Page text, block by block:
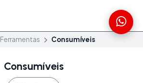
Ferramentas Consumíveis
Consumíveis